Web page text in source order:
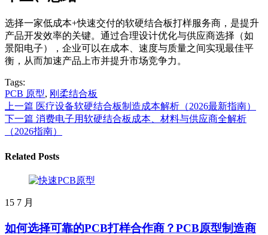
选择一家低成本+快速交付的软硬结合板打样服务商，是提升
产品开发效率的关键。通过合理设计优化与供应商选择（如
景阳电子），企业可以在成本、速度与质量之间实现最佳平
衡，从而加速产品上市并提升市场竞争力。
Tags:
PCB 原型, 刚柔结合板
上一篇 医疗设备软硬结合板制造成本解析（2026最新指南）
下一篇 消费电子用软硬结合板成本、材料与供应商全解析
（2026指南）
Related Posts
15 7 月
如何选择可靠的PCB打样合作商？PCB原型制造商